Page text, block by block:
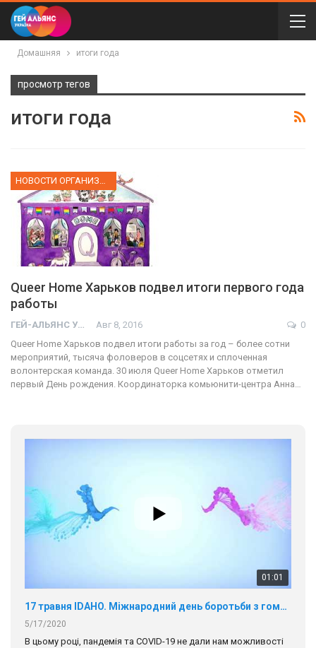
Домашняя итоги года
просмотр тегов
итоги года
Queer Home Харьков подвел итоги первого года
работы
ГЕЙ-АЛЬЯНС УКРАИНА Авг 8, 2016
0
Queer Home Харьков подвел итоги работы за год – более сотни
мероприятий, тысяча фоловеров в соцсетях и сплоченная
волонтерская команда. 30 июля Queer Home Харьков отметил
первый День рождения. Координаторка комьюнити-центра Анна…
01:01
17 травня IDAHO. Міжнародний день боротьби з гомофобією трансфобією і біфобія.
5/17/2020
В цьому році, пандемія та COVІD-19 не дали нам можливості